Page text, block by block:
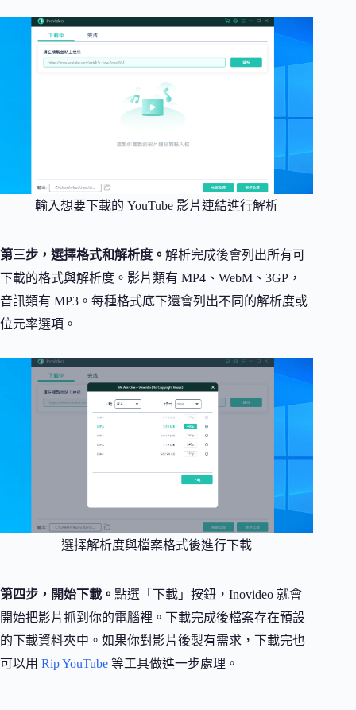
輸入想要下載的 YouTube 影片連結進行解析
第三步，選擇格式和解析度。 解析完成後會列出所有可
下載的格式與解析度。影片類有 MP4、WebM、3GP，
音訊類有 MP3。每種格式底下還會列出不同的解析度或
位元率選項。
選擇解析度與檔案格式後進行下載
第四步，開始下載。 點選「下載」按鈕，Inovideo 就會
開始把影片抓到你的電腦裡。下載完成後檔案存在預設
的下載資料夾中。如果你對影片後製有需求，下載完也
可以用 Rip YouTube 等工具做進一步處理。